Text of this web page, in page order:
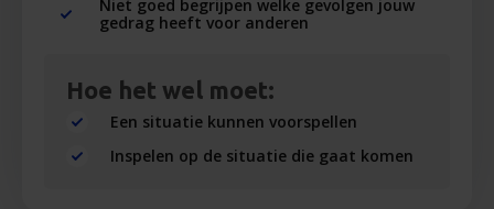
Niet goed begrijpen welke gevolgen jouw
gedrag heeft voor anderen
Hoe het wel moet:
Een situatie kunnen voorspellen
Inspelen op de situatie die gaat komen